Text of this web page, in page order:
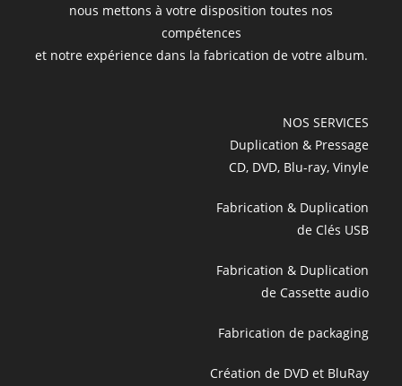
nous mettons à votre disposition toutes nos
compétences
et notre expérience dans la fabrication de votre album.
NOS SERVICES
Duplication & Pressage
CD, DVD, Blu-ray, Vinyle
Fabrication & Duplication
de Clés USB
Fabrication & Duplication
de Cassette audio
Fabrication de packaging
Création de DVD et BluRay